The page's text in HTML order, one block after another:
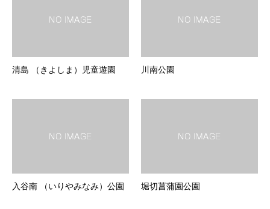
清島 （きよしま）児童遊園 川南公園
入谷南 （いりやみなみ）公園 堀切菖蒲園公園